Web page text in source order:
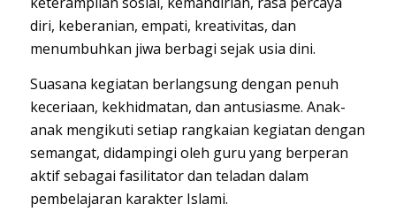
diri, keberanian, empati, kreativitas, dan
menumbuhkan jiwa berbagi sejak usia dini.
Suasana kegiatan berlangsung dengan penuh
keceriaan, kekhidmatan, dan antusiasme. Anak-
anak mengikuti setiap rangkaian kegiatan dengan
semangat, didampingi oleh guru yang berperan
aktif sebagai fasilitator dan teladan dalam
pembelajaran karakter Islami.